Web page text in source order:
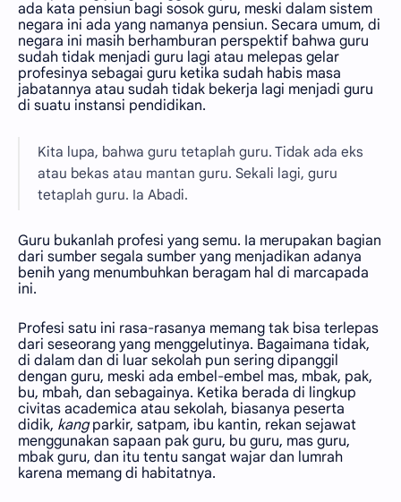
ada kata pensiun bagi sosok guru, meski dalam sistem
negara ini ada yang namanya pensiun. Secara umum, di
negara ini masih berhamburan perspektif bahwa guru
sudah tidak menjadi guru lagi atau melepas gelar
profesinya sebagai guru ketika sudah habis masa
jabatannya atau sudah tidak bekerja lagi menjadi guru
di suatu instansi pendidikan.
Kita lupa, bahwa guru tetaplah guru. Tidak ada eks
atau bekas atau mantan guru. Sekali lagi, guru
tetaplah guru. Ia Abadi.
Guru bukanlah profesi yang semu. Ia merupakan bagian
dari sumber segala sumber yang menjadikan adanya
benih yang menumbuhkan beragam hal di marcapada
ini.
Profesi satu ini rasa-rasanya memang tak bisa terlepas
dari seseorang yang menggelutinya. Bagaimana tidak,
di dalam dan di luar sekolah pun sering dipanggil
dengan guru, meski ada embel-embel mas, mbak, pak,
bu, mbah, dan sebagainya. Ketika berada di lingkup
civitas academica atau sekolah, biasanya peserta
didik, kangparkir, satpam, ibu kantin, rekan sejawat
menggunakan sapaan pak guru, bu guru, mas guru,
mbak guru, dan itu tentu sangat wajar dan lumrah
karena memang di habitatnya.